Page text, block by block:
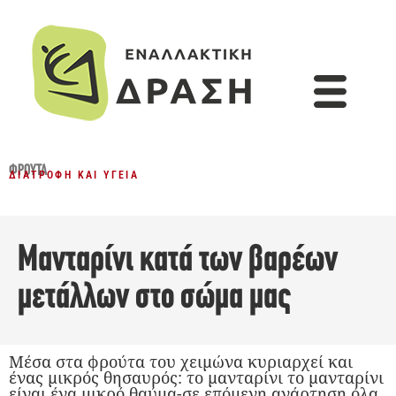
ΦΡΟΎΤΑ
ΔΙΑΤΡΟΦΉ ΚΑΙ ΥΓΕΊΑ
Μανταρίνι κατά των βαρέων
μετάλλων στο σώμα μας
Μέσα στα φρούτα του χειμώνα κυριαρχεί και
ένας μικρός θησαυρός: το μανταρίνι το μανταρίνι